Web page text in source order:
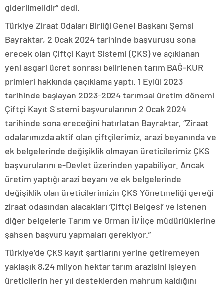
giderilmelidir” dedi.
Türkiye Ziraat Odaları Birliği Genel Başkanı Şemsi
Bayraktar, 2 Ocak 2024 tarihinde başvurusu sona
erecek olan Çiftçi Kayıt Sistemi (ÇKS) ve açıklanan
yeni asgari ücret sonrası belirlenen tarım BAĞ-KUR
primleri hakkında çaçıklama yaptı. 1 Eylül 2023
tarihinde başlayan 2023-2024 tarımsal üretim dönemi
Çiftçi Kayıt Sistemi başvurularının 2 Ocak 2024
tarihinde sona ereceğini hatırlatan Bayraktar, “Ziraat
odalarımızda aktif olan çiftçilerimiz, arazi beyanında ve
ek belgelerinde değişiklik olmayan üreticilerimiz ÇKS
başvurularını e-Devlet üzerinden yapabiliyor. Ancak
üretim yaptığı arazi beyanı ve ek belgelerinde
değişiklik olan üreticilerimizin ÇKS Yönetmeliği gereği
ziraat odasından alacakları ‘Çiftçi Belgesi’ ve istenen
diğer belgelerle Tarım ve Orman İl/İlçe müdürlüklerine
şahsen başvuru yapmaları gerekiyor.”
Türkiye’de ÇKS kayıt şartlarını yerine getiremeyen
yaklaşık 8,24 milyon hektar tarım arazisini işleyen
üreticilerin her yıl desteklerden mahrum kaldığını